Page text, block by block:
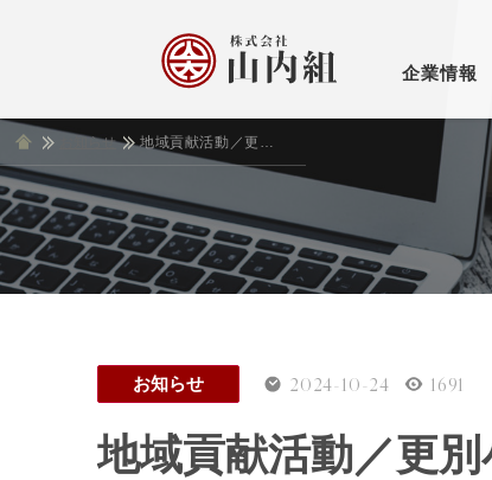
企業情報
ホーム
お知らせ 地域貢献活動／更別小学校へプロジェクターを寄贈
お知らせ 2024-10-24 1691
地域貢献活動／更